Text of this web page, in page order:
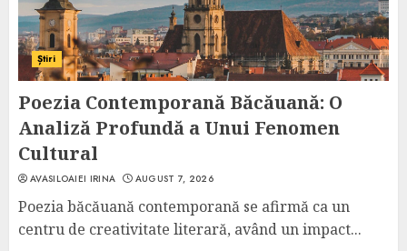
Știri
Poezia Contemporană Băcăuană: O
Analiză Profundă a Unui Fenomen
Cultural
AVASILOAIEI IRINA AUGUST 7, 2026
Poezia băcăuană contemporană se afirmă ca un
centru de creativitate literară, având un impact...